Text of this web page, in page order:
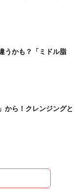
うかも？「ミドル脂
から！クレンジングと